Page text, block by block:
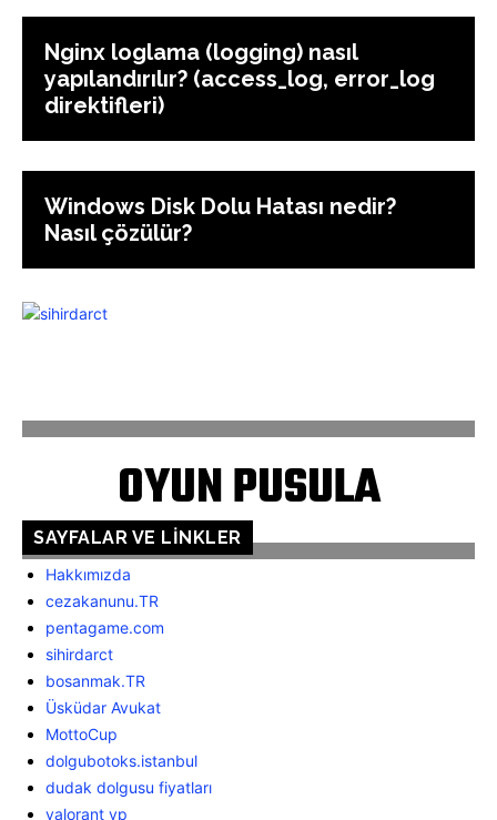
Nginx loglama (logging) nasıl
yapılandırılır? (access_log, error_log
direktifleri)
Windows Disk Dolu Hatası nedir?
Nasıl çözülür?
OYUN PUSULA
SAYFALAR VE LINKLER
Hakkımızda
cezakanunu.TR
pentagame.com
sihirdarct
bosanmak.TR
Üsküdar Avukat
MottoCup
dolgubotoks.istanbul
dudak dolgusu fiyatları
valorant vp